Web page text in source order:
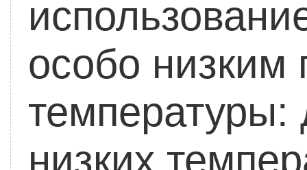
особо низким
температуры:
низких